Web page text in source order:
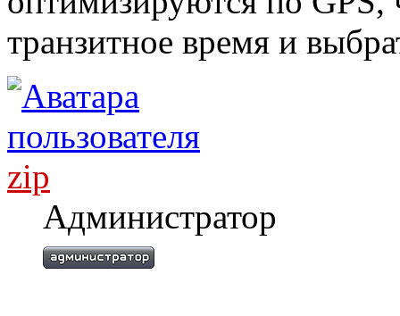
транзитное время и
zip
Администратор